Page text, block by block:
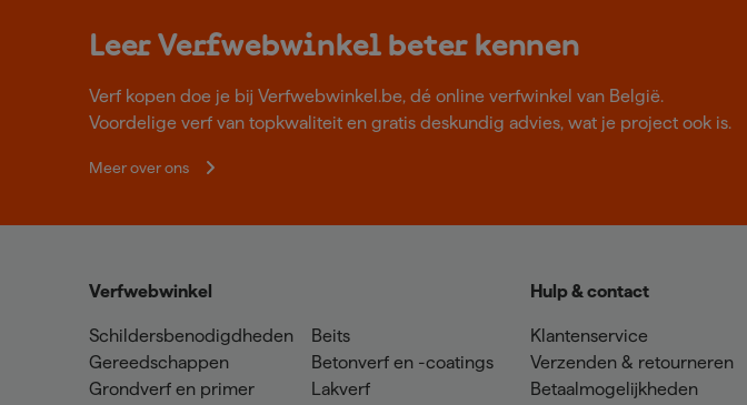
Leer Verfwebwinkel beter kennen
Verf kopen doe je bij Verfwebwinkel.be, dé online verfwinkel van België.
Voordelige verf van topkwaliteit en gratis deskundig advies, wat je project ook is.
Meer over ons
Verfwebwinkel
Schildersbenodigdheden
Gereedschappen
Grondverf en primer
Beits
Betonverf en -coatings
Lakverf
Hulp & contact
Klantenservice
Verzenden & retourneren
Betaalmogelijkheden